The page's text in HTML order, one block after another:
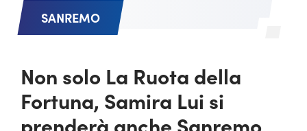
SANREMO
Non solo La Ruota della
Fortuna, Samira Lui si
prenderà anche Sanremo